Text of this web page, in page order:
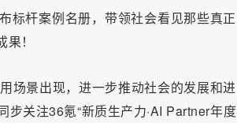
标杆案例名册，带领社会看见那些真正
！
场景出现，进一步推动社会的发展和进
关注36氪“新质生产力·AI Partner年度